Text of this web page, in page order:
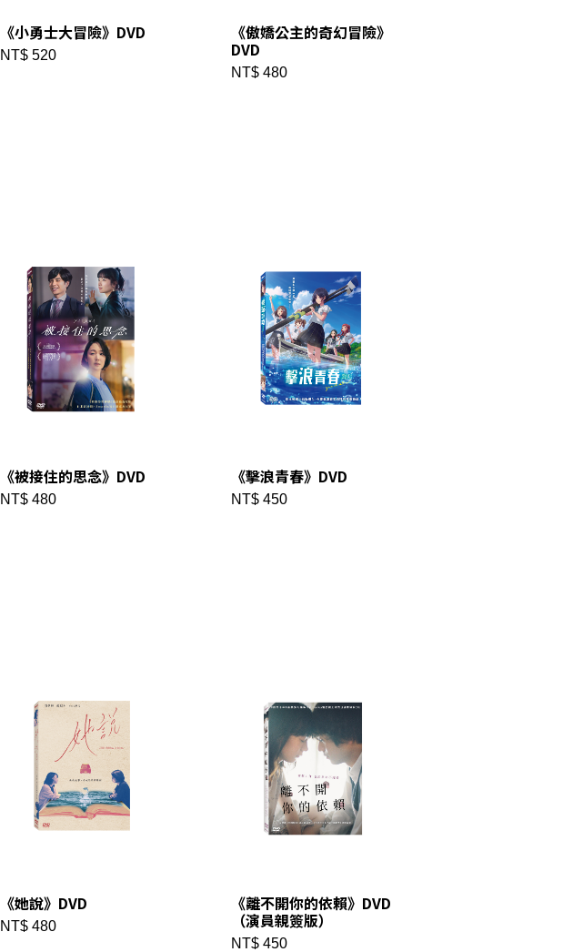
《小勇士大冒險》DVD
NT$ 520
《傲嬌公主的奇幻冒險》
DVD
NT$ 480
《被接住的思念》DVD
NT$ 480
《擊浪青春》DVD
NT$ 450
《她說》DVD
NT$ 480
《離不開你的依賴》DVD
（演員親簽版）
NT$ 450